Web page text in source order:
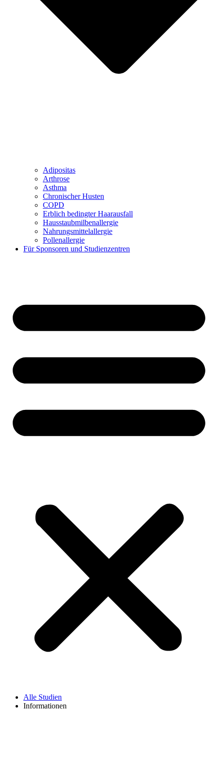
Adipositas
Arthrose
Asthma
Chronischer Husten
COPD
Erblich bedingter Haarausfall
Hausstaubmilbenallergie
Nahrungsmittelallergie
Pollenallergie
Für Sponsoren und Studienzentren
Alle Studien
Informationen